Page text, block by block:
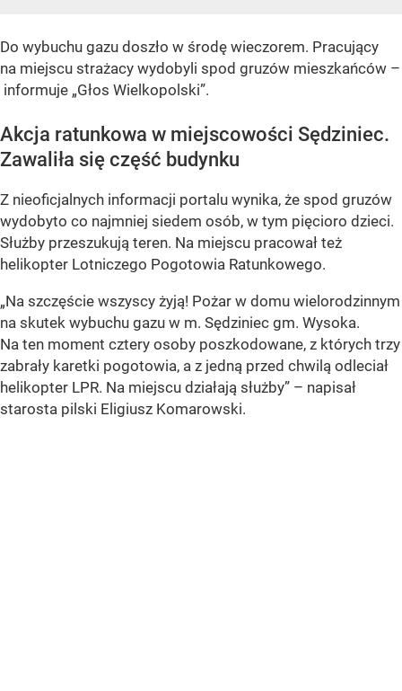
Do wybuchu gazu doszło w środę wieczorem. Pracujący
na miejscu strażacy wydobyli spod gruzów mieszkańców –
informuje „Głos Wielkopolski”.
Akcja ratunkowa w miejscowości Sędziniec.
Zawaliła się część budynku
Z nieoficjalnych informacji portalu wynika, że spod gruzów
wydobyto co najmniej siedem osób, w tym pięcioro dzieci.
Służby przeszukują teren. Na miejscu pracował też
helikopter Lotniczego Pogotowia Ratunkowego.
„Na szczęście wszyscy żyją! Pożar w domu wielorodzinnym
na skutek wybuchu gazu w m. Sędziniec gm. Wysoka.
Na ten moment cztery osoby poszkodowane, z których trzy
zabrały karetki pogotowia, a z jedną przed chwilą odleciał
helikopter LPR. Na miejscu działają służby” – napisał
starosta pilski Eligiusz Komarowski.